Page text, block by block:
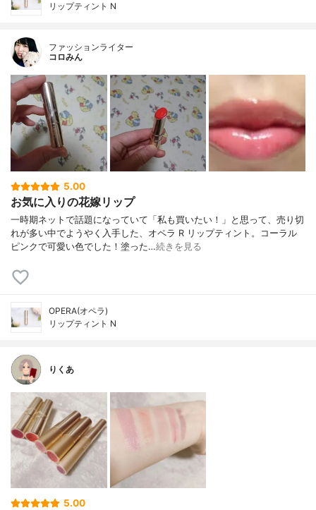
リップティント N
ファッションライター
コロみん
5.00
お気に入りの花嫁リップ
一時期ネットで話題になっていて「私も買いたい！」と思って、売り切
れが多い中でようやく入手した、オペラ R リップティント。コーラル
ピンクで可愛い色でした！塗った…続きを見る
OPERA(オペラ)
リップティント N
りくあ
5.00